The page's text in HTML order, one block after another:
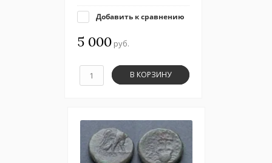
Добавить к сравнению
5 000руб.
В КОРЗИНУ